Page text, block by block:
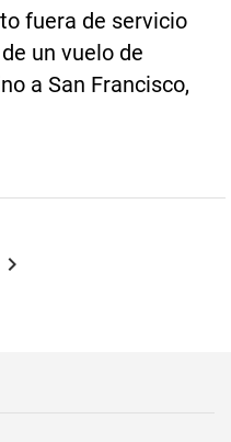
fuera de servicio
un vuelo de
a San Francisco,